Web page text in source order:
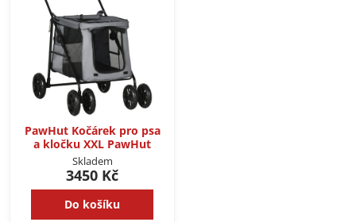
PawHut Kočárek pro psa
a kločku XXL PawHut
Skladem
3450 Kč
Do košíku